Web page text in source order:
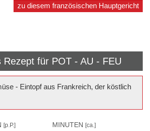
zu diesem französischen Hauptgericht
Rezept für POT - AU - FEU
- Eintopf aus Frankreich, der köstlich
[p.P.] MINUTEN [ca.]